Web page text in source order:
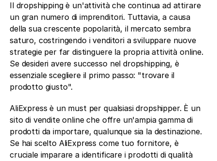
Il dropshipping è un'attività che continua ad attirare
un gran numero di imprenditori. Tuttavia, a causa
della sua crescente popolarità, il mercato sembra
saturo, costringendo i venditori a sviluppare nuove
strategie per far distinguere la propria attività online.
Se desideri avere successo nel dropshipping, è
essenziale scegliere il primo passo: "trovare il
prodotto giusto".
AliExpress è un must per qualsiasi dropshipper. È un
sito di vendite online che offre un'ampia gamma di
prodotti da importare, qualunque sia la destinazione.
Se hai scelto AliExpress come tuo fornitore, è
cruciale imparare a identificare i prodotti di qualità